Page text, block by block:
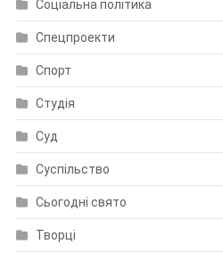
Соціальна політика
Спецпроекти
Спорт
Студія
Суд
Суспільство
Сьогодні свято
Творці